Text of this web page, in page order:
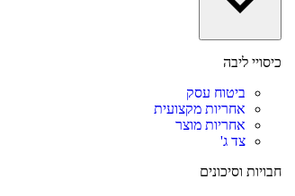
כיסויי ליבה
ביטוח עסק
אחריות מקצועית
אחריות מוצר
צד ג'
חבויות וסיכונים